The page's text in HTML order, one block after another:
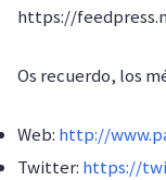
https://
Os recuerdo, los
Web: http://
Twitter: https://